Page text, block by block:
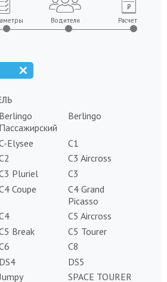
Водители Расчет
Berlingo
Пассажирский
Berlingo
Elysee
C1
C3 Aircross
Pluriel
C3
Coupe
C4 Grand
Picasso
C5 Aircross
Break
C5 Tourer
C8
DS4
DS5
SPACE TOURER